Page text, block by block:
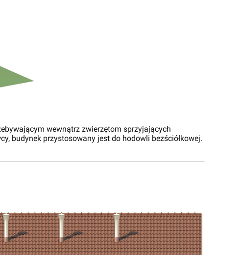
wewnątrz zwierzętom sprzyjających
budynek przystosowany jest do hodowli bezściółkowej.